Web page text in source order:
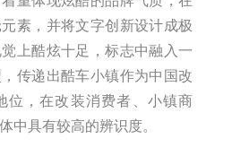
素，并将文字创新设计成极
上酷炫十足，标志中融入一
传递出酷车小镇作为中国改
位，在改装消费者、小镇商
中具有较高的辨识度。